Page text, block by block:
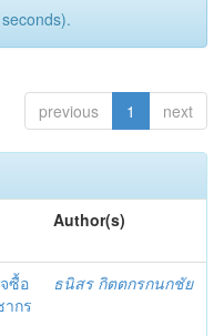
previous 1 next
Author(s)
ซื้อ
ากร
ธนิสร กิตตกรกนกชัย